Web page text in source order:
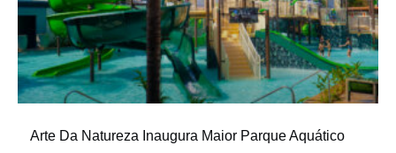
Arte Da Natureza Inaugura Maior Parque Aquático